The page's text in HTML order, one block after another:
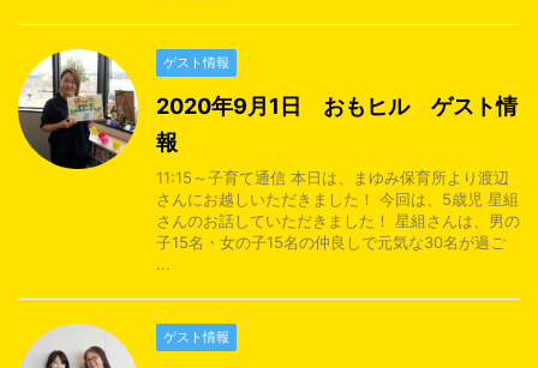
ゲスト情報
2020年9月1日 おもヒル ゲスト情
報
11:15～子育て通信 本日は、まゆみ保育所より渡辺
さんにお越しいただきました！ 今回は、5歳児 星組
さんのお話していただきました！ 星組さんは、男の
子15名・女の子15名の仲良しで元気な30名が過ご
...
ゲスト情報